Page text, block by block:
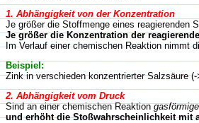
1. Abhängigkeit von der Konzentration
Je größer die Stoffmenge eines reagierenden
Je größer die Konzentration der
Im Verlauf einer chemischen Reaktion nimmt
Beispiel:
Zink in verschieden konzentrierter Salzsäure
2. Abhängigkeit vom Druck
Sind an einer chemischen Reaktiongasförmige
und erhöht die Stoßwahrscheinlichkeit mit